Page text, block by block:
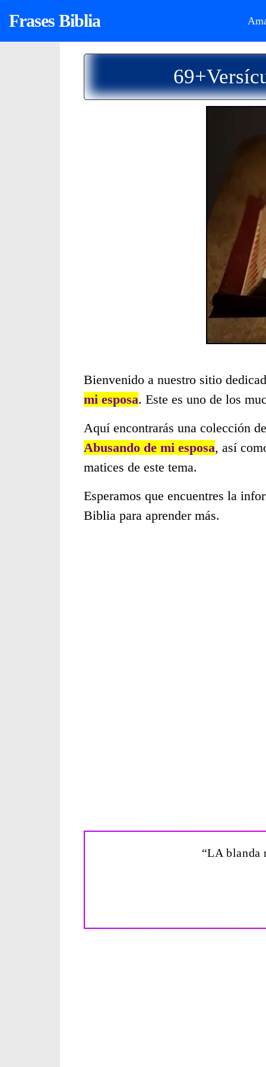
Frases Biblia
Bienvenido a nuestro sitio
mi esposa. Este es uno de los
Aquí encontrarás una colección
Abusando de mi esposa, así
matices de este tema.
Esperamos que encuentres la
Biblia para aprender más.
“LA blanda